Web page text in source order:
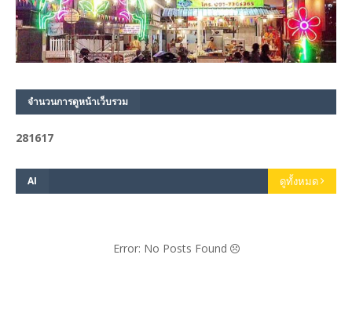
จำนวนการดูหน้าเว็บรวม
281617
AI ดูทั้งหมด
Error: No Posts Found